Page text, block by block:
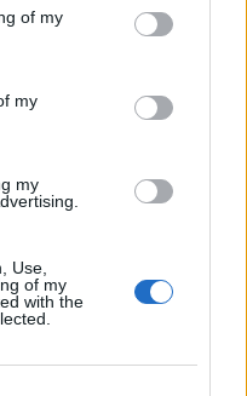
of my
my
my
Use,
of my
with the
μόνο των
που εξόργισε
αποκαλύφθηκε ότι
τον χρόνο λένε πως
εισαγωγικά,